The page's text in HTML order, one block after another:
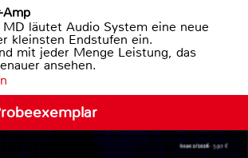
Amp
läutet Audio System eine neue
kleinsten Endstufen ein.
mit jeder Menge Leistung, das
ansehen.